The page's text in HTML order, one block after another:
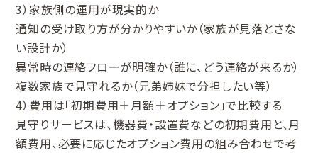
3）家族側の運用が現実的か
通知の受け取り方が分かりやすいか（家族が見落とさな
い設計か）
異常時の連絡フローが明確か（誰に、どう連絡が来るか）
複数家族で見守れるか（兄弟姉妹で分担したい等）
4）費用は「初期費用＋月額＋オプション」で比較する
見守りサービスは、機器費・設置費などの初期費用と、月
額費用、必要に応じたオプション費用の組み合わせで考